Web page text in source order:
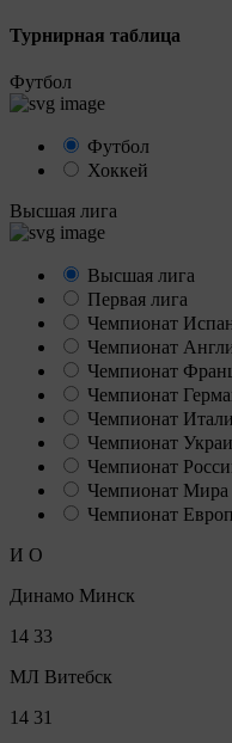
Турнирная таблица
Футбол
Футбол
Хоккей
Высшая лига
Высшая лига
Первая лига
Чемпионат
Чемпионат
Чемпионат
Чемпионат
Чемпионат
Чемпионат
Чемпионат
Чемпионат Мира
Чемпионат
И О
Динамо Минск
14 33
МЛ Витебск
14 31